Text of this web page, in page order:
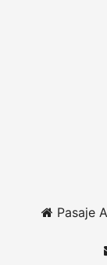
Pasaje